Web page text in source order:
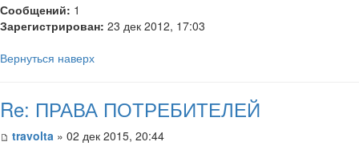
Сообщений: 1
Зарегистрирован: 23 дек 2012, 17:03
Вернуться наверх
Re: ПРАВА ПОТРЕБИТЕЛЕЙ
travolta » 02 дек 2015, 20:44